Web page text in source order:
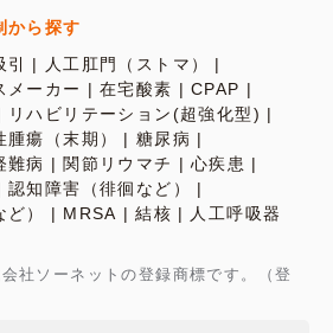
から探す
引
人工肛門（ストマ）
メーカー 在宅酸素
CPAP
リハビリテーション(超強化型)
腫瘍（末期）
糖尿病
難病 関節リウマチ
心疾患
認知障害（徘徊など）
）
MRSA 結核 人工呼吸器
社ソーネットの登録商標です。（登